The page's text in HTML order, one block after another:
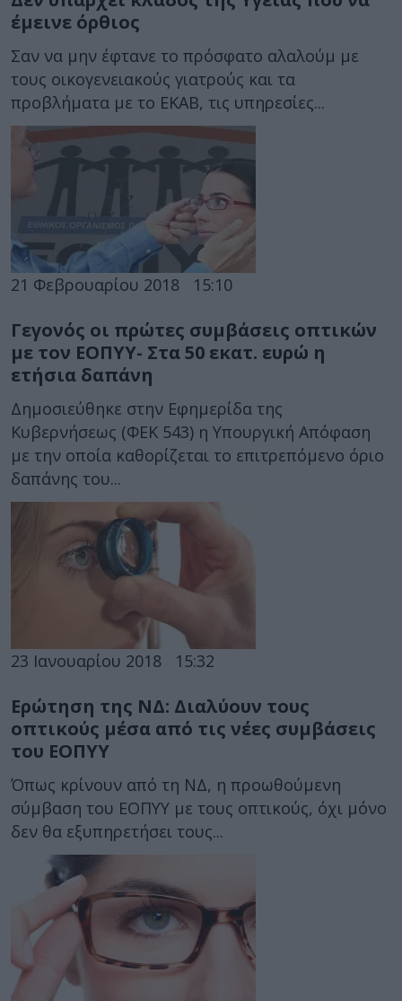
έμεινε όρθιος
Σαν να μην έφτανε το πρόσφατο αλαλούμ με
τους οικογενειακούς γιατρούς και τα
προβλήματα με το ΕΚΑΒ, τις υπηρεσίες...
21 Φεβρουαρίου 2018 15:10
Γεγονός οι πρώτες συμβάσεις οπτικών
με τον ΕΟΠΥΥ- Στα 50 εκατ. ευρώ η
ετήσια δαπάνη
Δημοσιεύθηκε στην Εφημερίδα της
Κυβερνήσεως (ΦΕΚ 543) η Υπουργική Απόφαση
με την οποία καθορίζεται το επιτρεπόμενο όριο
δαπάνης του...
23 Ιανουαρίου 2018 15:32
Ερώτηση της ΝΔ: Διαλύουν τους
οπτικούς μέσα από τις νέες συμβάσεις
του ΕΟΠΥΥ
Όπως κρίνουν από τη ΝΔ, η προωθούμενη
σύμβαση του ΕΟΠΥΥ με τους οπτικούς, όχι μόνο
δεν θα εξυπηρετήσει τους...